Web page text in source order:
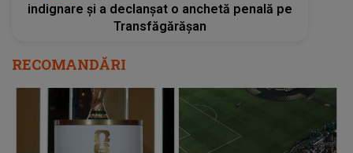
indignare și a declanșat o anchetă penală pe
Transfăgărășan
RECOMANDĂRI